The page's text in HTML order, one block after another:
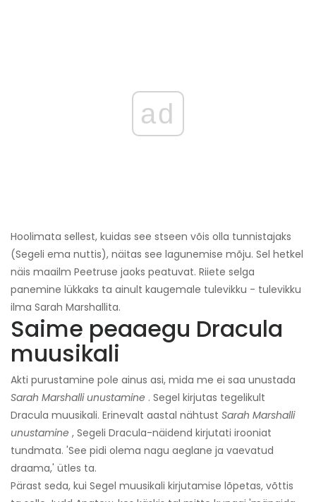
ad
Hoolimata sellest, kuidas see stseen võis olla tunnistajaks
(Segeli ema nuttis), näitas see lagunemise mõju. Sel hetkel
näis maailm Peetruse jaoks peatuvat. Riiete selga
panemine lükkaks ta ainult kaugemale tulevikku - tulevikku
ilma Sarah Marshallita.
Saime peaaegu Dracula
muusikali
Akti purustamine pole ainus asi, mida me ei saa unustada
Sarah Marshalli unustamine . Segel kirjutas tegelikult
Dracula muusikali. Erinevalt aastal nähtust Sarah Marshalli
unustamine , Segeli Dracula-näidend kirjutati irooniat
tundmata. 'See pidi olema nagu aeglane ja vaevatud
draama,' ütles ta.
Pärast seda, kui Segel muusikali kirjutamise lõpetas, võttis